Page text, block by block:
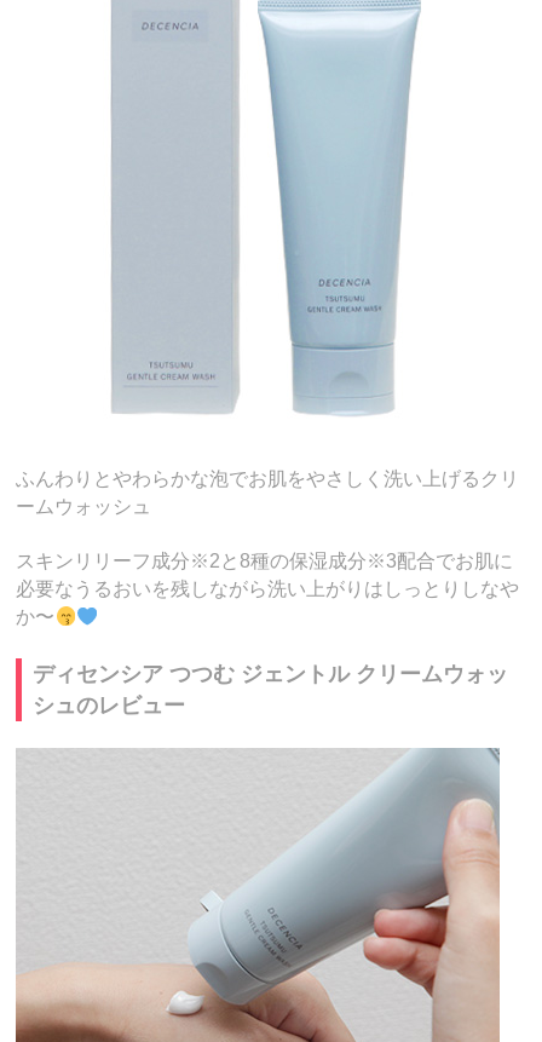
ふんわりとやわらかな泡でお肌をやさしく洗い上げるクリ
ームウォッシュ
スキンリリーフ成分※2と8種の保湿成分※3配合でお肌に
必要なうるおいを残しながら洗い上がりはしっとりしなや
か〜
ディセンシア つつむ ジェントル クリームウォッ
シュのレビュー